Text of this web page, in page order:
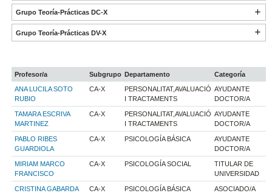
Grupo Teoría-Prácticas DC-X
Grupo Teoría-Prácticas DV-X
Profesor/a Subgrupo Departamento
Categoría
ANA LUCILA SOTO
RUBIO
CA-X
PERSONALITAT,AVALUACIÓ
I TRACTAMENTS
AYUDANTE
DOCTOR/A
TAMARA ESCRIVA
MARTINEZ
CA-X
PERSONALITAT,AVALUACIÓ
I TRACTAMENTS
AYUDANTE
DOCTOR/A
PABLO RIBES
GUARDIOLA
CA-X PSICOLOGÍA BÁSICA
AYUDANTE
DOCTOR/A
MIRIAM MARCO
FRANCISCO
CA-X PSICOLOGÍA SOCIAL
TITULAR DE
UNIVERSIDAD
CRISTINA GABARDA
CA-X PSICOLOGÍA BÁSICA
ASOCIADO/A